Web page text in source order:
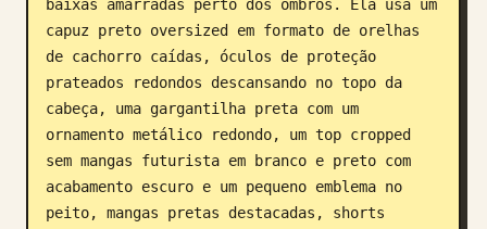
baixas amarradas perto dos ombros. Ela usa um
capuz preto oversized em formato de orelhas
de cachorro caídas, óculos de proteção
prateados redondos descansando no topo da
cabeça, uma gargantilha preta com um
ornamento metálico redondo, um top cropped
sem mangas futurista em branco e preto com
acabamento escuro e um pequeno emblema no
peito, mangas pretas destacadas, shorts